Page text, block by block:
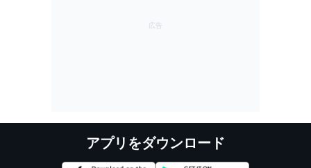
アプリをダウンロード